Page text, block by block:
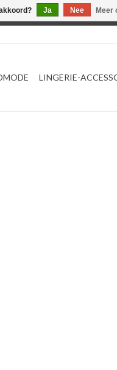
LINGERIE-
Ja Nee Meer
maten. .